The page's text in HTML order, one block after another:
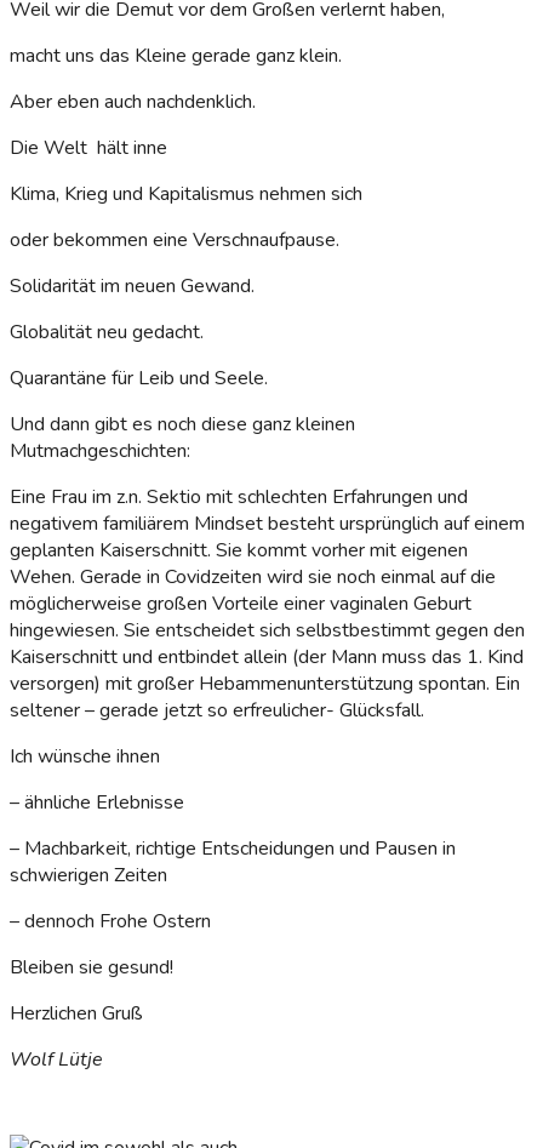
Weil wir die Demut vor dem Großen verlernt haben,
macht uns das Kleine gerade ganz klein.
Aber eben auch nachdenklich.
Die Welt hält inne
Klima, Krieg und Kapitalismus nehmen sich
oder bekommen eine Verschnaufpause.
Solidarität im neuen Gewand.
Globalität neu gedacht.
Quarantäne für Leib und Seele.
Und dann gibt es noch diese ganz kleinen
Mutmachgeschichten:
Eine Frau im z.n. Sektio mit schlechten Erfahrungen und
negativem familiärem Mindset besteht ursprünglich auf einem
geplanten Kaiserschnitt. Sie kommt vorher mit eigenen
Wehen. Gerade in Covidzeiten wird sie noch einmal auf die
möglicherweise großen Vorteile einer vaginalen Geburt
hingewiesen. Sie entscheidet sich selbstbestimmt gegen den
Kaiserschnitt und entbindet allein (der Mann muss das 1. Kind
versorgen) mit großer Hebammenunterstützung spontan. Ein
seltener – gerade jetzt so erfreulicher- Glücksfall.
Ich wünsche ihnen
– ähnliche Erlebnisse
– Machbarkeit, richtige Entscheidungen und Pausen in
schwierigen Zeiten
– dennoch Frohe Ostern
Bleiben sie gesund!
Herzlichen Gruß
Wolf Lütje